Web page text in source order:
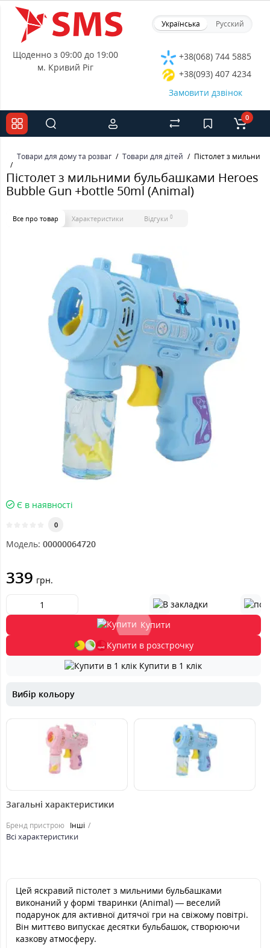
Українська Русский
Щоденно з 09:00 до 19:00
м. Кривий Ріг
+38(068) 744 5885
+38(093) 407 4234
Замовити дзвінок
0
Товари для дому та розваг Товари для дітей Пістолет з
Пістолет з мильними бульбашками Heroes
Bubble Gun +bottle 50ml (Animal)
Все про товар Характеристики Відгуки 0
Є в наявності
0
Модель: 00000064720
339 грн.
Купити
Купити в розстрочку
Купити в 1 клік
Вибір кольору
339 грн.
Загальні характеристики
Бренд пристрою Інші
Всі характеристики
Цей яскравий пістолет з мильними бульбашками
виконаний у формі тваринки (Animal) — веселий
подарунок для активної дитячої гри на свіжому повітрі.
Він миттєво випускає десятки бульбашок, створюючи
казкову атмосферу.